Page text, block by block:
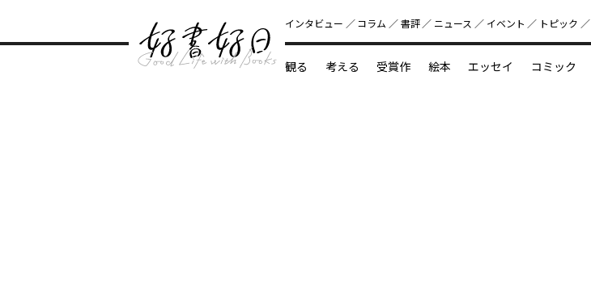
好書好日
インタビュー コラム 書評 ニュース イベント トピック
観る 考える 受賞作 絵本 エッセイ コミック